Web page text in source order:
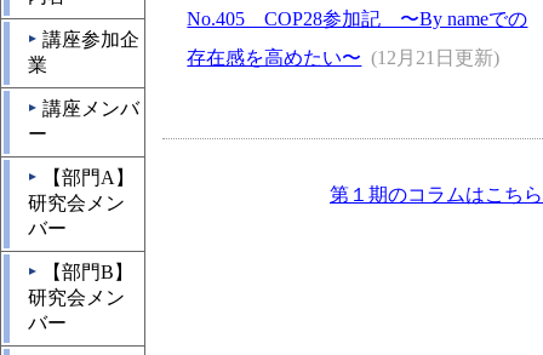
▲ 講座参加企
業
▲ 講座メンバ
ー
▲
【部門A】
研究会メン
バー
▲
【部門B】
研究会メン
バー
No.405 COP28参加記 〜By nameでの
存在感を高めたい〜 (12月21日更新)
第１期のコラムはこちら